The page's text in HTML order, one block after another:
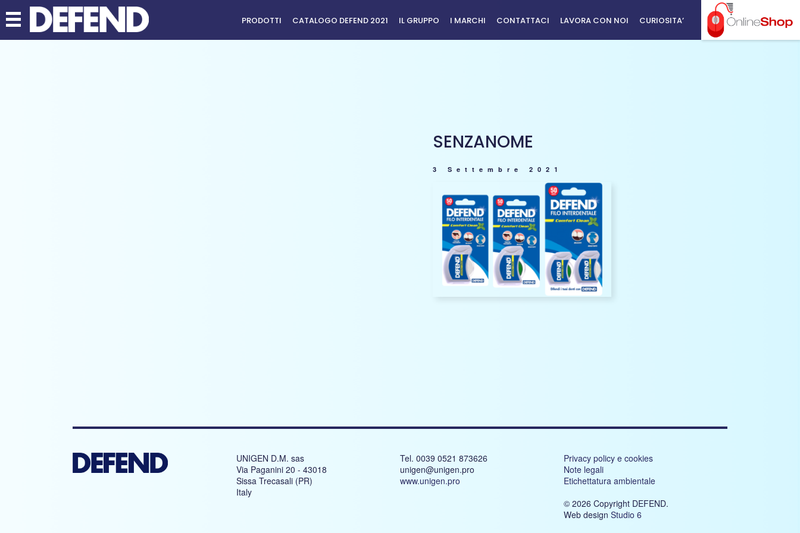
PRODOTTI CATALOGO DEFEND 2021 IL GRUPPO I MARCHI CONTATTACI LAVORA CON NOI CURIOSITA’
SENZANOME
3 Settembre 2021
UNIGEN D.M. sas
Via Paganini 20 - 43018
Sissa Trecasali (PR)
Italy
Tel. 0039 0521 873626
unigen@unigen.pro
www.unigen.pro
Privacy policy e cookies
Note legali
Etichettatura ambientale
© 2026 Copyright DEFEND.
Web design Studio 6